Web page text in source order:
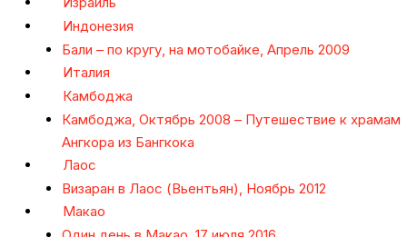
Индонезия
Бали – по кругу, на мотобайке, Апрель 2009
Италия
Камбоджа
Камбоджа, Октябрь 2008 – Путешествие к храмам
Ангкора из Бангкока
Лаос
Визаран в Лаос (Вьентьян), Ноябрь 2012
Макао